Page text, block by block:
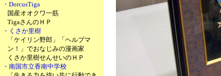
・DorcusTiga
国産オオクワ一筋
TigaさんのＨＰ
・くさか里樹
「ケイリン野郎」「ヘルプマ
ン！」でおなじみの漫画家
くさか里樹せんせいのＨＰ
・南国市立香南中学校